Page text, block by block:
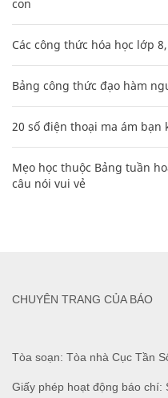
con
Các công thức hóa học lớp
Bảng công thức đạo hàm
20 số điện thoại ma ám
Mẹo học thuộc Bảng tuần
câu nói vui vẻ
Tòa soạn: Tòa nhà Cục Tần
Giấy phép hoạt động báo chí:
CHUYÊN TRANG CỦA BÁO